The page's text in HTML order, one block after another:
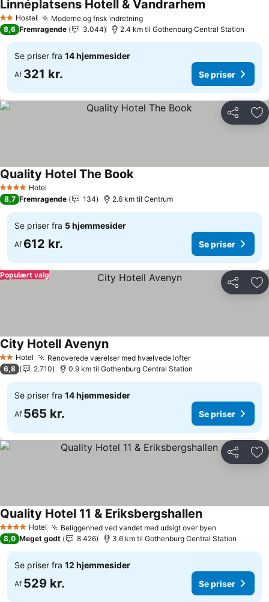
2 Stjerner
Hostel Moderne og frisk indretningSe priser
Linnéplatsens Hotell & Vandrarhem
8,6 Fremragende 3.044 2.4 km til Gothenburg Central Station
Se priser fra 14 hjemmesider
Af 321 kr. Se priser
Del
4 StjernerHotel
Quality Hotel The BookSe priser
8,7 Fremragende 134 2.6 km til Centrum
Se priser fra 5 hjemmesider
Af 612 kr. Se priser
Del
Populært valg
2 Stjerner
Hotel Renoverede værelser med hvælvede lofterSe priser
City Hotell AvenynSe priser
6,8 2.710 0.9 km til Gothenburg Central Station
Se priser fra 14 hjemmesider
Af 565 kr. Se priser
Del
4 StjernerHotel Beliggenhed ved vandet med udsigt over byen
Quality Hotel 11 & EriksbergshallenSe priser
8,0 Meget godt 8.426 3.6 km til Gothenburg Central Station
Se priser fra 12 hjemmesider
Af 529 kr. Se priser